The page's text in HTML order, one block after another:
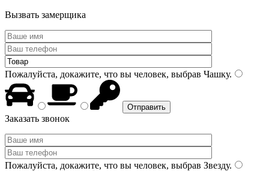
Вызвать замерщика
Пожалуйста, докажите, что вы человек, выбрав Чашку.
Заказать звонок
Пожалуйста, докажите, что вы человек, выбрав Звезду.